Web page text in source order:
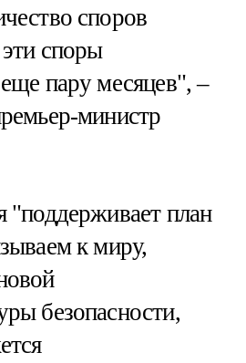
споров
споры
пару месяцев", –
министр
"поддерживает план
к миру,
безопасности,